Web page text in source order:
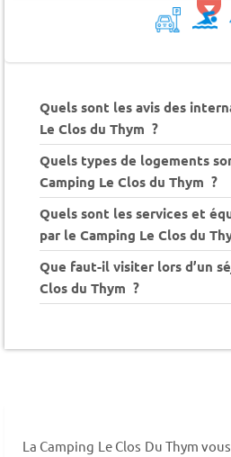
Quels sont les avis des
Le Clos du Thym ?
Quels types de logements
Camping Le Clos du Thym ?
Quels sont les services et
par le Camping Le Clos du
Que faut-il visiter lors d’un
Clos du Thym ?
La Camping Le Clos Du Thym